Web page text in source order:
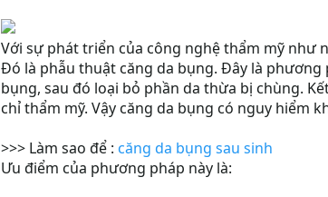
Với sự phát triển của công nghệ thẩm mỹ như
Đó là phẫu thuật căng da bụng. Đây là phương
bụng, sau đó loại bỏ phần da thừa bị chùng.
chỉ thẩm mỹ. Vậy căng da bụng có nguy hiểm
>>> Làm sao để : căng da bụng sau sinh
Ưu điểm của phương pháp này là: